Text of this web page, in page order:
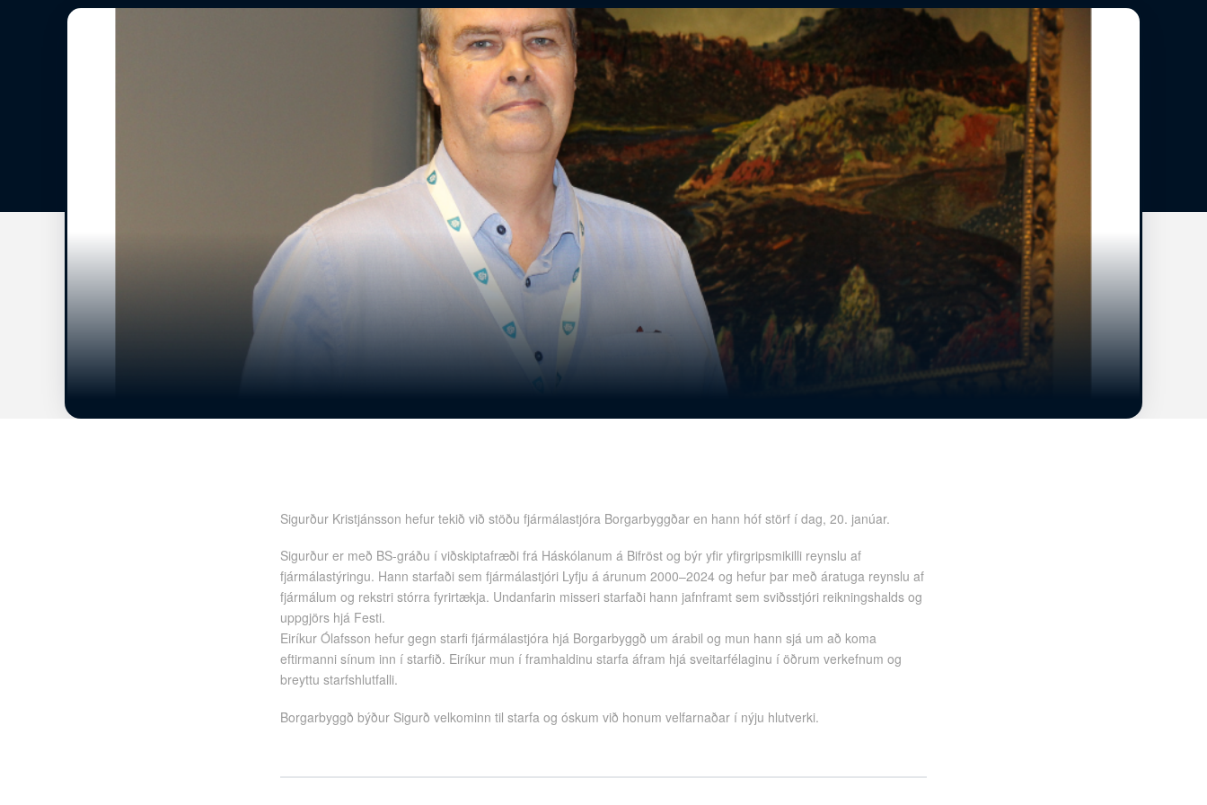
Sigurður Kristjánsson hefur tekið við stöðu fjármálastjóra Borgarbyggðar en hann hóf störf í dag, 20. janúar.
Sigurður er með BS-gráðu í viðskiptafræði frá Háskólanum á Bifröst og býr yfir yfirgripsmikilli reynslu af
fjármálastýringu. Hann starfaði sem fjármálastjóri Lyfju á árunum 2000–2024 og hefur þar með áratuga reynslu af
fjármálum og rekstri stórra fyrirtækja. Undanfarin misseri starfaði hann jafnframt sem sviðsstjóri reikningshalds og
uppgjörs hjá Festi.
Eiríkur Ólafsson hefur gegn starfi fjármálastjóra hjá Borgarbyggð um árabil og mun hann sjá um að koma
eftirmanni sínum inn í starfið. Eiríkur mun í framhaldinu starfa áfram hjá sveitarfélaginu í öðrum verkefnum og
breyttu starfshlutfalli.
Borgarbyggð býður Sigurð velkominn til starfa og óskum við honum velfarnaðar í nýju hlutverki.